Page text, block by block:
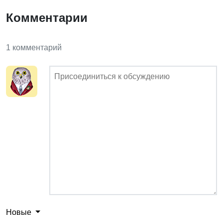
Комментарии
1 комментарий
Новые